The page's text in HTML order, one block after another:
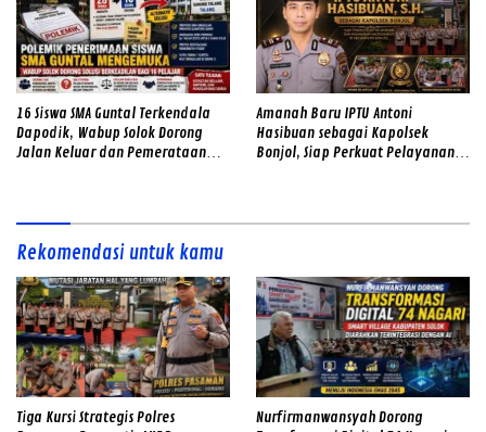
16 Siswa SMA Guntal Terkendala
Dapodik, Wabup Solok Dorong
Jalan Keluar dan Pemerataan
Amanah Baru IPTU Antoni
Hasibuan sebagai Kapolsek
Bonjol, Siap Perkuat Pelayanan
Rekomendasi untuk kamu
Tiga Kursi Strategis Polres
Nurfirmanwansyah Dorong